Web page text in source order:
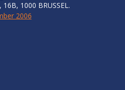
1000 BRUSSEL.
2006